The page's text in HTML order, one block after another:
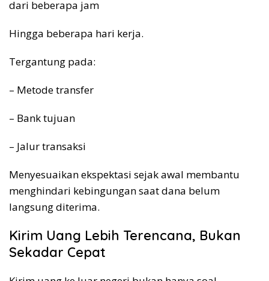
dari beberapa jam
Hingga beberapa hari kerja.
Tergantung pada:
– Metode transfer
– Bank tujuan
– Jalur transaksi
Menyesuaikan ekspektasi sejak awal membantu
menghindari kebingungan saat dana belum
langsung diterima.
Kirim Uang Lebih Terencana, Bukan
Sekadar Cepat